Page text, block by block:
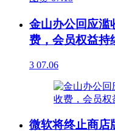
金山办公回应滥
费，会员权益持
3 07.06
微软将终止商店